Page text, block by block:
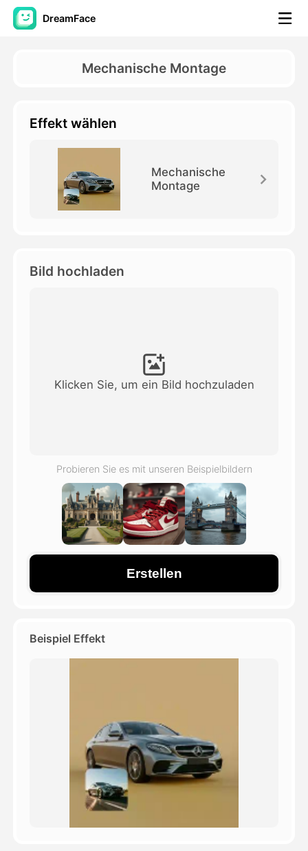
DreamFace
KI-Video
KI-Fotos
Weitere Instrumente
Alle Vorlagen anzeigen
Blog
Mechanische Montage
Effekt wählen
Mechanische
Montage
Bild hochladen
Klicken Sie, um ein Bild hochzuladen
Probieren Sie es mit unseren Beispielbildern
Erstellen
Beispiel Effekt